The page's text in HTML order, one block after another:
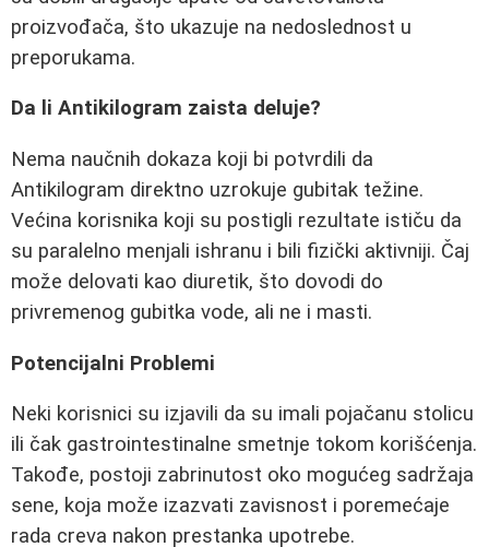
proizvođača, što ukazuje na nedoslednost u
preporukama.
Da li Antikilogram zaista deluje?
Nema naučnih dokaza koji bi potvrdili da
Antikilogram direktno uzrokuje gubitak težine.
Većina korisnika koji su postigli rezultate ističu da
su paralelno menjali ishranu i bili fizički aktivniji. Čaj
može delovati kao diuretik, što dovodi do
privremenog gubitka vode, ali ne i masti.
Potencijalni Problemi
Neki korisnici su izjavili da su imali pojačanu stolicu
ili čak gastrointestinalne smetnje tokom korišćenja.
Takođe, postoji zabrinutost oko mogućeg sadržaja
sene, koja može izazvati zavisnost i poremećaje
rada creva nakon prestanka upotrebe.